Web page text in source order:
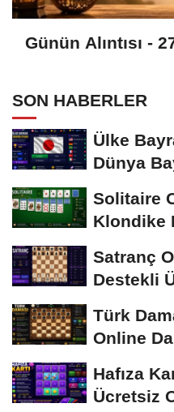
Günün Alıntısı -
SON HABERLER
Ülke
Dünya
Solitaire
Klondike
Satranç
Destekli
Türk
Online
Hafıza
Ücretsiz